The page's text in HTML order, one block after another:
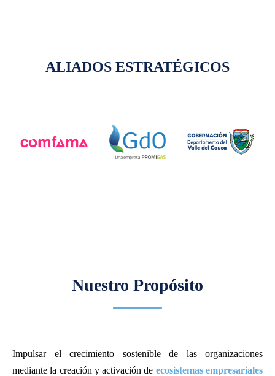
ALIADOS ESTRATÉGICOS
Nuestro Propósito
Impulsar el crecimiento sostenible de las organizaciones
mediante la creación y activación de ecosistemas empresariales